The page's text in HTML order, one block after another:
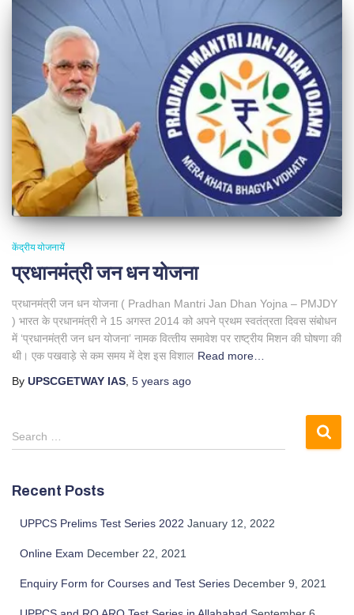
केंद्रीय योजनायें
प्रधानमंत्री जन धन योजना
प्रधानमंत्री जन धन योजना ( Pradhan Mantri Jan Dhan Yojna – PMJDY
) भारत के प्रधानमंत्री ने 15 अगस्‍त 2014 को अपने प्रथम स्‍वतंत्रता दिवस संबोधन
में ‘प्रधानमंत्री जन धन योजना’ नामक वित्‍तीय समावेश पर राष्‍ट्रीय मिशन की घोषणा की
थी। एक पखवाड़े से कम समय में देश इस विशाल Read more…
By UPSCGETWAY IAS, 5 years ago
S
e
r
c
Search …
Recent Posts
UPPCS Prelims Test Series 2022 January 12, 2022
Online Exam December 22, 2021
Enquiry Form for Courses and Test Series December 9, 2021